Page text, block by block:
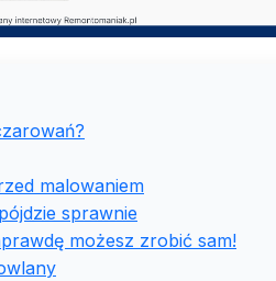
malowaniem
sprawnie
możesz zrobić sam!